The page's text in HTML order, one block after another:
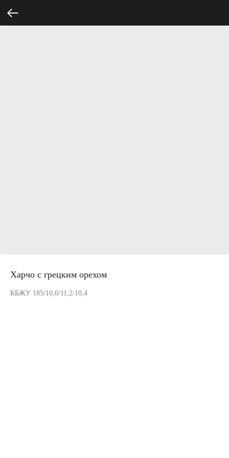
Харчо с грецким орехом
КБЖУ 185/10,6/11,2/10,4